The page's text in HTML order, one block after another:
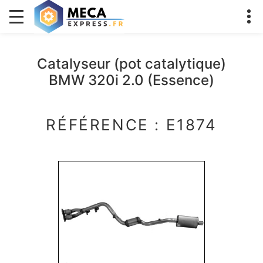
Catalyseur (pot catalytique)
BMW 320i 2.0 (Essence)
RÉFÉRENCE : E1874